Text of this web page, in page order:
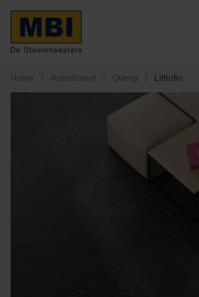
Home / Assortiment / Overig / Lithofin